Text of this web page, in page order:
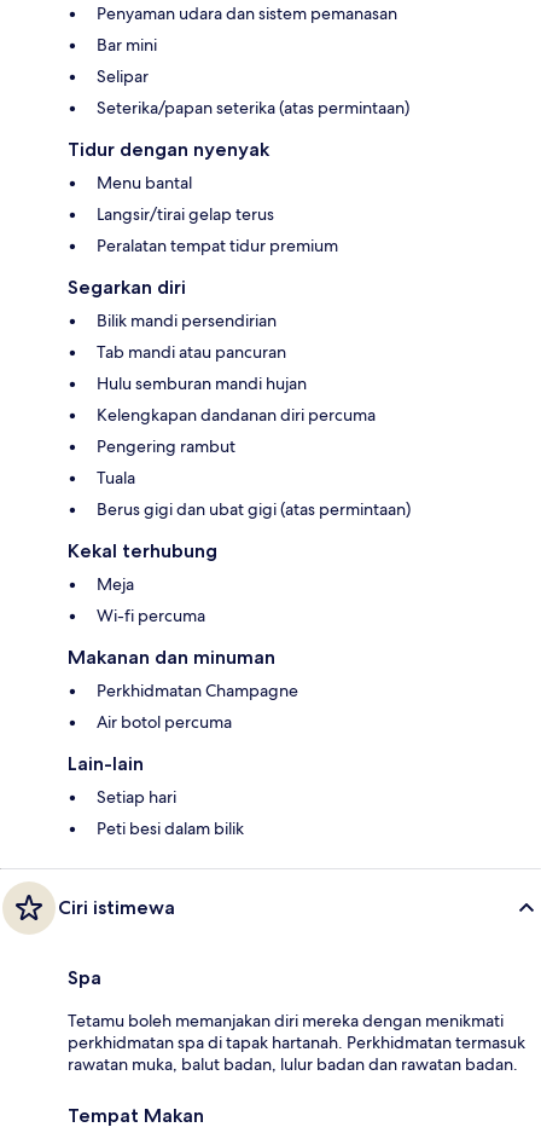
Penyaman udara dan sistem pemanasan
Bar mini
Selipar
Seterika/papan seterika (atas permintaan)
Tidur dengan nyenyak
Menu bantal
Langsir/tirai gelap terus
Peralatan tempat tidur premium
Segarkan diri
Bilik mandi persendirian
Tab mandi atau pancuran
Hulu semburan mandi hujan
Kelengkapan dandanan diri percuma
Pengering rambut
Tuala
Berus gigi dan ubat gigi (atas permintaan)
Kekal terhubung
Meja
Wi-fi percuma
Makanan dan minuman
Perkhidmatan Champagne
Air botol percuma
Lain-lain
Setiap hari
Peti besi dalam bilik
Ciri istimewa
Spa
Tetamu boleh memanjakan diri mereka dengan menikmati
perkhidmatan spa di tapak hartanah. Perkhidmatan termasuk
rawatan muka, balut badan, lulur badan dan rawatan badan.
Tempat Makan